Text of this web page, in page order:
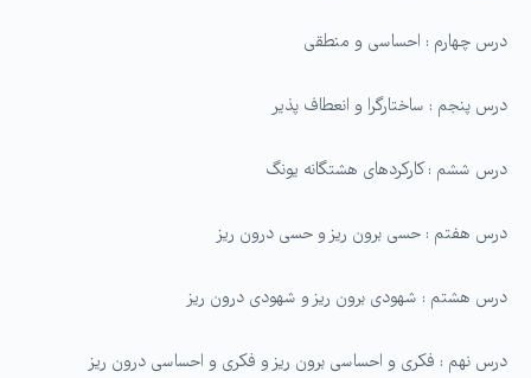
درس چهارم : احساسی و منطقی
درس پنجم : ساختارگرا و انعطاف پذیر
درس ششم : کارکردهای هشتگانه یونگ
درس هفتم : حسی برون ریز و حسی درون ریز
درس هشتم : شهودی برون ریز و شهودی درون ریز
درس نهم : فکری و احساسی برون ریز و فکری و احساسی درون ریز